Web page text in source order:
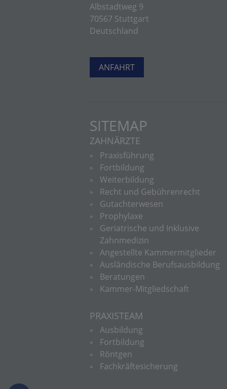
Albstadtweg 9
70567 Stuttgart
Deutschland
ANFAHRT
SITEMAP
ZAHNÄRZTE
Praxisführung
Fortbildung
Weiterbildung
Recht und Gebührenrecht
Gutachterwesen
Prophylaxe
Geriatrische und Inklusive
Zahnmedizin
Angestellte Kammermitglieder
Ausländische Berufsausbildung
Beratungen
Kammer-Mitgliedschaft
PRAXISTEAM
Ausbildung
Fortbildung
Röntgen
Fachkräftesicherung